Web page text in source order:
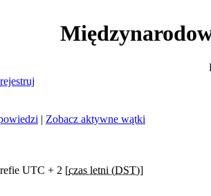
| Zobacz aktywne wątki
UTC + 2 [czas letni (DST)]